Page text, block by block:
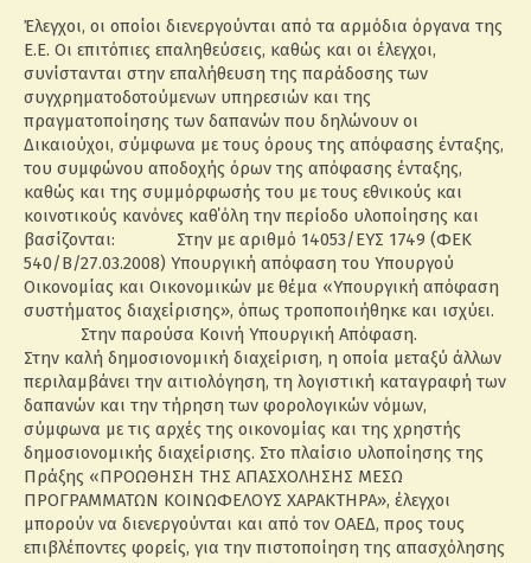
Έλεγχοι, οι οποίοι διενεργούνται από τα αρμόδια όργανα της
Ε.Ε. Οι επιτόπιες επαληθεύσεις, καθώς και οι έλεγχοι,
συνίστανται στην επαλήθευση της παράδοσης των
συγχρηματοδοτούμενων υπηρεσιών και της
πραγματοποίησης των δαπανών που δηλώνουν οι
Δικαιούχοι, σύμφωνα με τους όρους της απόφασης ένταξης,
του συμφώνου αποδοχής όρων της απόφασης ένταξης,
καθώς και της συμμόρφωσής του με τους εθνικούς και
κοινοτικούς κανόνες καθ΄όλη την περίοδο υλοποίησης και
βασίζονται: Στην με αριθμό 14053/ΕΥΣ 1749 (ΦΕΚ
540/Β/27.03.2008) Υπουργική απόφαση του Υπουργού
Οικονομίας και Οικονομικών με θέμα «Υπουργική απόφαση
συστήματος διαχείρισης», όπως τροποποιήθηκε και ισχύει.
Στην παρούσα Κοινή Υπουργική Απόφαση.
Στην καλή δημοσιονομική διαχείριση, η οποία μεταξύ άλλων
περιλαμβάνει την αιτιολόγηση, τη λογιστική καταγραφή των
δαπανών και την τήρηση των φορολογικών νόμων,
σύμφωνα με τις αρχές της οικονομίας και της χρηστής
δημοσιονομικής διαχείρισης. Στο πλαίσιο υλοποίησης της
Πράξης «ΠΡΟΩΘΗΣΗ ΤΗΣ ΑΠΑΣΧΟΛΗΣΗΣ ΜΕΣΩ
ΠΡΟΓΡΑΜΜΑΤΩΝ ΚΟΙΝΩΦΕΛΟΥΣ ΧΑΡΑΚΤΗΡΑ», έλεγχοι
μπορούν να διενεργούνται και από τον ΟΑΕΔ, προς τους
επιβλέποντες φορείς, για την πιστοποίηση της απασχόλησης